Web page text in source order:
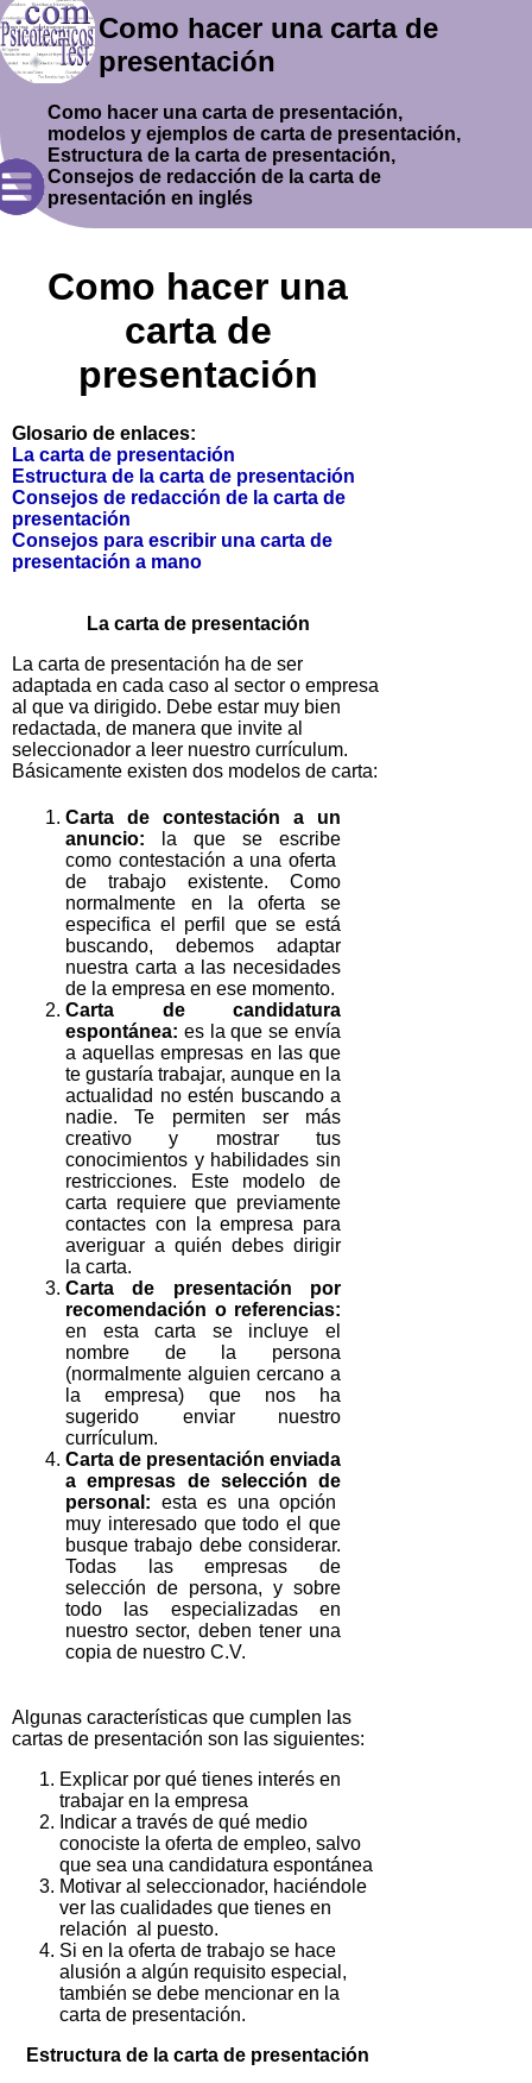
Como hacer una carta de
presentación
Como hacer una carta de presentación,
modelos y ejemplos de carta de presentación,
Estructura de la carta de presentación,
Consejos de redacción de la carta de
presentación en inglés
Como hacer una
carta de
presentación
Glosario de enlaces:
La carta de presentación
Estructura de la carta de presentación
Consejos de redacción de la carta de
presentación
Consejos para escribir una carta de
presentación a mano
La carta de presentación
La carta de presentación ha de ser
adaptada en cada caso al sector o empresa
al que va dirigido. Debe estar muy bien
redactada, de manera que invite al
seleccionador a leer nuestro currículum.
Básicamente existen dos modelos de carta:
Carta de contestación a un
anuncio: la que se escribe
como contestación a una oferta
de trabajo existente. Como
normalmente en la oferta se
especifica el perfil que se está
buscando, debemos adaptar
nuestra carta a las necesidades
de la empresa en ese momento.
Carta de candidatura
espontánea: es la que se envía
a aquellas empresas en las que
te gustaría trabajar, aunque en la
actualidad no estén buscando a
nadie. Te permiten ser más
creativo y mostrar tus
conocimientos y habilidades sin
restricciones. Este modelo de
carta requiere que previamente
contactes con la empresa para
averiguar a quién debes dirigir
la carta.
Carta de presentación por
recomendación o referencias:
en esta carta se incluye el
nombre de la persona
(normalmente alguien cercano a
la empresa) que nos ha
sugerido enviar nuestro
currículum.
Carta de presentación enviada
a empresas de selección de
personal: esta es una opción
muy interesado que todo el que
busque trabajo debe considerar.
Todas las empresas de
selección de persona, y sobre
todo las especializadas en
nuestro sector, deben tener una
copia de nuestro C.V.
Algunas características que cumplen las
cartas de presentación son las siguientes:
Explicar por qué tienes interés en
trabajar en la empresa
Indicar a través de qué medio
conociste la oferta de empleo, salvo
que sea una candidatura espontánea
Motivar al seleccionador, haciéndole
ver las cualidades que tienes en
relación al puesto.
Si en la oferta de trabajo se hace
alusión a algún requisito especial,
también se debe mencionar en la
carta de presentación.
Estructura de la carta de presentación